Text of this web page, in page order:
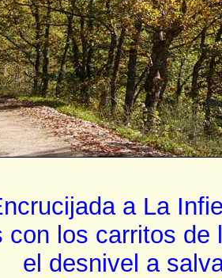
a La
con los carritos
el desnivel a